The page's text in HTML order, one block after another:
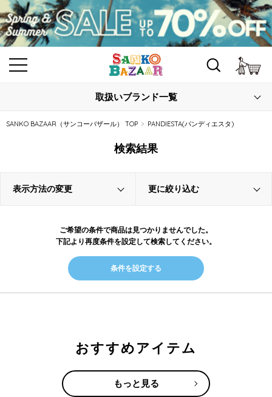
取扱いブランド一覧
SANKO BAZAAR（サンコーバザール） TOP PANDIESTA(パンディエスタ)
検索結果
表示方法の変更 更に絞り込む
ご希望の条件で商品は見つかりませんでした。
下記より再度条件を設定して検索してください。
条件を設定する
おすすめアイテム
もっと見る